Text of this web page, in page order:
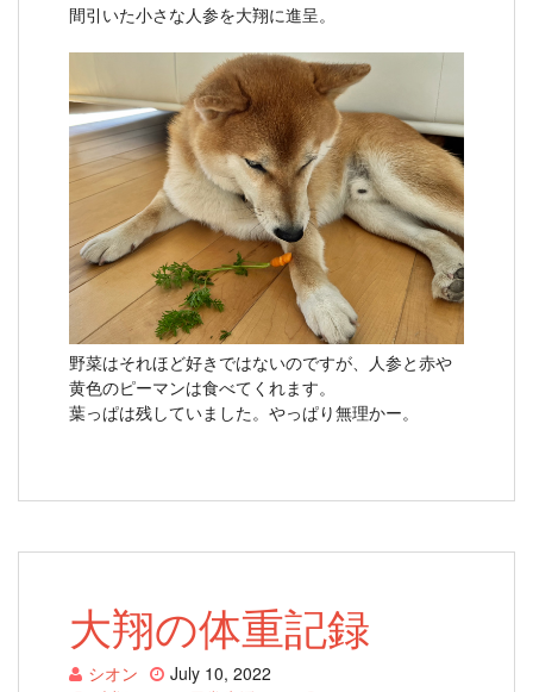
間引いた小さな人参を大翔に進呈。
野菜はそれほど好きではないのですが、人参と赤や
黄色のピーマンは食べてくれます。
葉っぱは残していました。やっぱり無理かー。
大翔の体重記録
シオン
July 10, 2022